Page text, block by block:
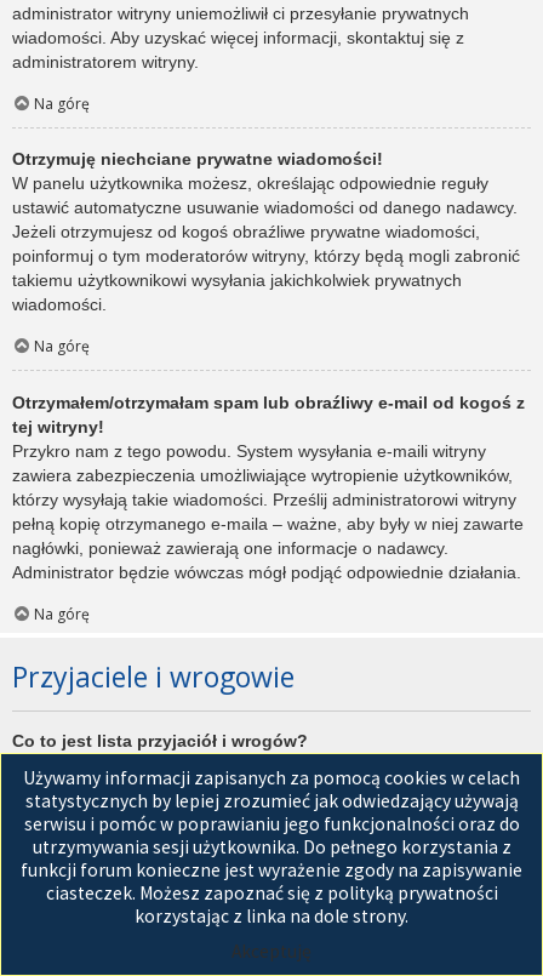
administrator witryny uniemożliwił ci przesyłanie prywatnych
wiadomości. Aby uzyskać więcej informacji, skontaktuj się z
administratorem witryny.
Na górę
Otrzymuję niechciane prywatne wiadomości!
W panelu użytkownika możesz, określając odpowiednie reguły
ustawić automatyczne usuwanie wiadomości od danego nadawcy.
Jeżeli otrzymujesz od kogoś obraźliwe prywatne wiadomości,
poinformuj o tym moderatorów witryny, którzy będą mogli zabronić
takiemu użytkownikowi wysyłania jakichkolwiek prywatnych
wiadomości.
Na górę
Otrzymałem/otrzymałam spam lub obraźliwy e-mail od kogoś z
tej witryny!
Przykro nam z tego powodu. System wysyłania e-maili witryny
zawiera zabezpieczenia umożliwiające wytropienie użytkowników,
którzy wysyłają takie wiadomości. Prześlij administratorowi witryny
pełną kopię otrzymanego e-maila – ważne, aby były w niej zawarte
nagłówki, ponieważ zawierają one informacje o nadawcy.
Administrator będzie wówczas mógł podjąć odpowiednie działania.
Na górę
Przyjaciele i wrogowie
Co to jest lista przyjaciół i wrogów?
użytkowników witryny. Użytkownicy dodani do listy przyjaciół będą
wyświetleni na karciePrzyjacieleznajdującej się w panelu
zarządzania kontem. Z tego poziomu można szybko sprawdzić ich
status, a także wysłać prywatną wiadomość. Zależnie od
używanego stylu witryny, posty tych użytkowników mogą być
wyróżniane. Jeśli użytkownik zostanie dodany do listy wrogów,
Używamy informacji zapisanych za pomocą cookies w celach
statystycznych by lepiej zrozumieć jak odwiedzający używają
serwisu i pomóc w poprawianiu jego funkcjonalności oraz do
utrzymywania sesji użytkownika. Do pełnego korzystania z
funkcji forum konieczne jest wyrażenie zgody na zapisywanie
ciasteczek. Możesz zapoznać się z polityką prywatności
korzystając z linka na dole strony.
Akceptuję